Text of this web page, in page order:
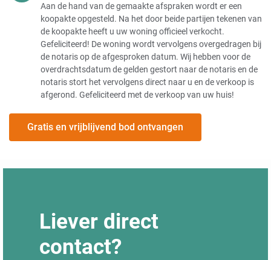
Aan de hand van de gemaakte afspraken wordt er een
koopakte opgesteld. Na het door beide partijen tekenen van
de koopakte heeft u uw woning officieel verkocht.
Gefeliciteerd! De woning wordt vervolgens overgedragen bij
de notaris op de afgesproken datum. Wij hebben voor de
overdrachtsdatum de gelden gestort naar de notaris en de
notaris stort het vervolgens direct naar u en de verkoop is
afgerond. Gefeliciteerd met de verkoop van uw huis!
Gratis en vrijblijvend bod ontvangen
Liever direct
contact?